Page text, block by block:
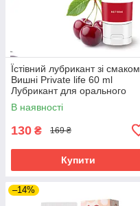
Їстівний лубрикант зі смаком
Вишні Private life 60 ml
Лубрикант для орального
сексу
В наявності
130 ₴ 169 ₴
Купити
–14%